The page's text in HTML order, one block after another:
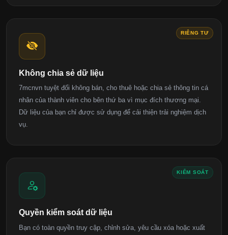
RIÊNG TƯ
Không chia sẻ dữ liệu
7mcnvn tuyệt đối không bán, cho thuê hoặc chia sẻ thông tin cá
nhân của thành viên cho bên thứ ba vì mục đích thương mại.
Dữ liệu của bạn chỉ được sử dụng để cải thiện trải nghiệm dịch
vụ.
KIỂM SOÁT
Quyền kiểm soát dữ liệu
Bạn có toàn quyền truy cập, chỉnh sửa, yêu cầu xóa hoặc xuất